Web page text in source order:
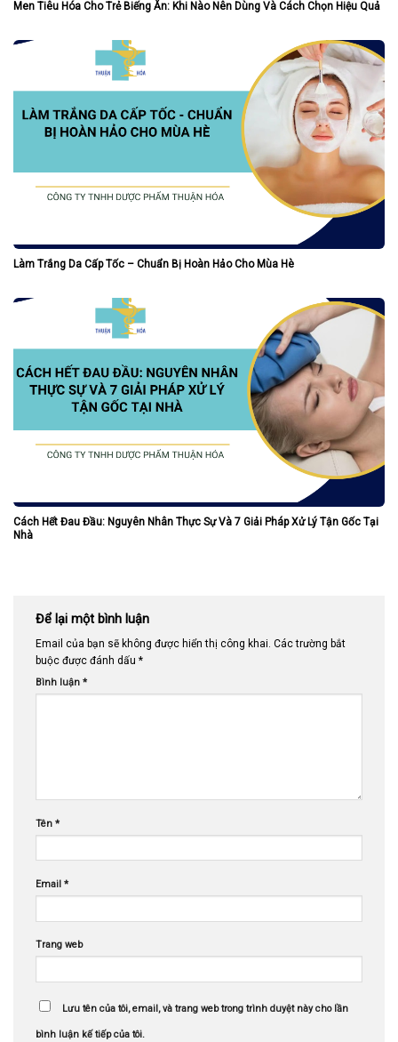
Men Tiêu Hóa Cho Trẻ Biếng Ăn: Khi Nào Nên Dùng Và Cách Chọn Hiệu Quả
Làm Trắng Da Cấp Tốc – Chuẩn Bị Hoàn Hảo Cho Mùa Hè
Cách Hết Đau Đầu: Nguyên Nhân Thực Sự Và 7 Giải Pháp Xử Lý Tận Gốc Tại
Nhà
Để lại một bình luận
Email của bạn sẽ không được hiển thị công khai. Các trường bắt
buộc được đánh dấu *
Bình luận *
Tên *
Email *
Trang web
Lưu tên của tôi, email, và trang web trong trình duyệt này cho lần
bình luận kế tiếp của tôi.